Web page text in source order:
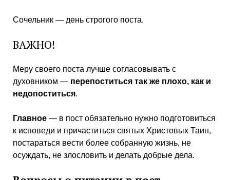
Сочельник — день строгого поста.
ВАЖНО!
Меру своего поста лучше согласовывать с
духовником — перепоститься так же плохо, как и
недопоститься.
Главное— в пост обязательно нужно подготовиться
к исповеди и причаститься святых Христовых Таин,
постараться вести более собранную жизнь, не
осуждать, не злословить и делать добрые дела.